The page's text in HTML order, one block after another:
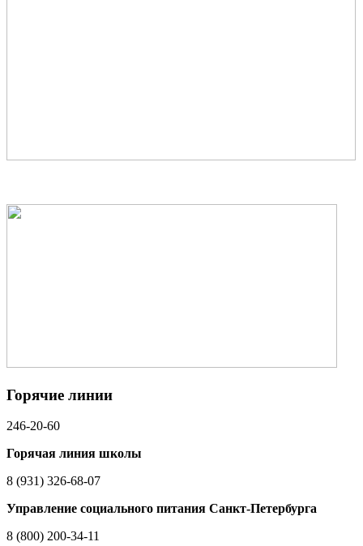
Горячие линии
246-20-60
Горячая линия школы
8 (931) 326-68-07
Управление социального питания Санкт-Петербурга
8 (800) 200-34-11